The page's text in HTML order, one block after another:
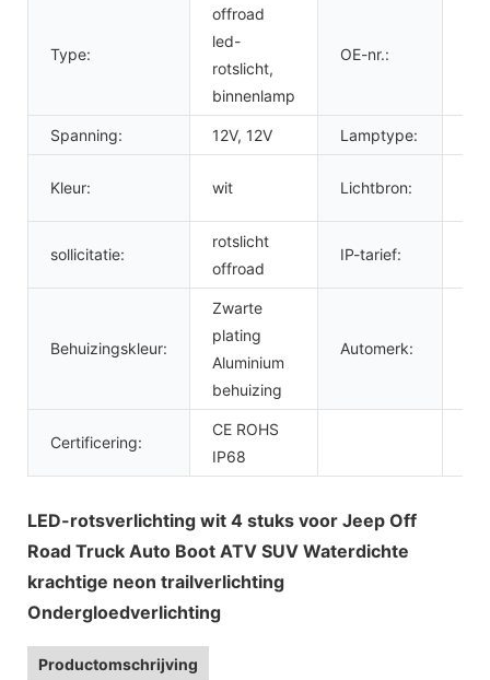
Type:
offroad
led-
rotslicht,
binnenlamp
OE-nr.:
Spanning: 12V, 12V Lamptype:
Kleur: wit Lichtbron:
sollicitatie:
rotslicht
offroad
IP-tarief:
Behuizingskleur:
Zwarte
plating
Aluminium
behuizing
Automerk:
Certificering:
CE ROHS
IP68
LED-rotsverlichting wit 4 stuks voor Jeep Off
Road Truck Auto Boot ATV SUV Waterdichte
krachtige neon trailverlichting
Ondergloedverlichting
Productomschrijving